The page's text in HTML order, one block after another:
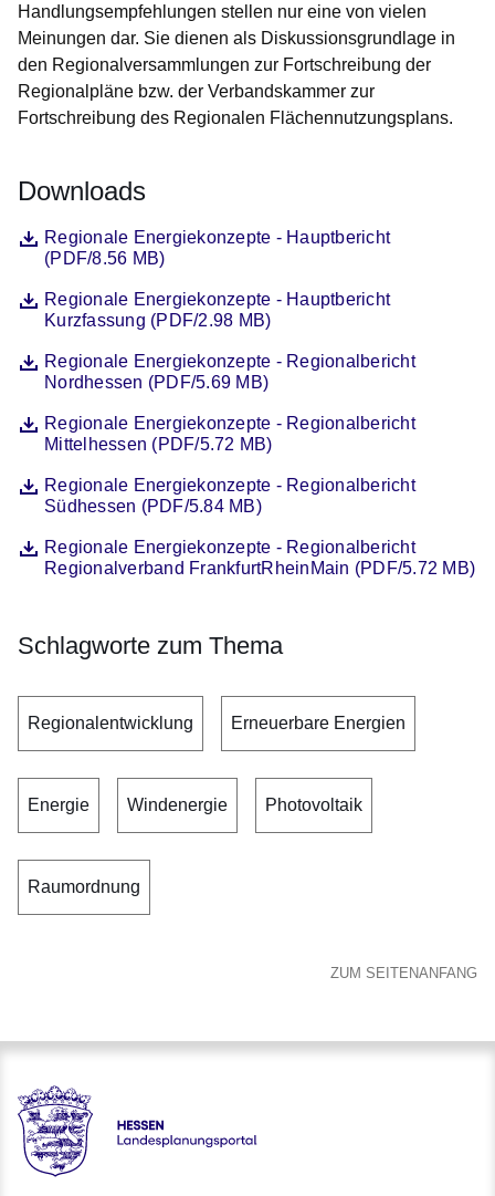
Handlungsempfehlungen stellen nur eine von vielen
Meinungen dar. Sie dienen als Diskussionsgrundlage in
den Regionalversammlungen zur Fortschreibung der
Regionalpläne bzw. der Verbandskammer zur
Fortschreibung des Regionalen Flächennutzungsplans.
Downloads
DateiRegionale Energiekonzepte - Hauptbericht
(PDF/8.56 MB)
Öffnet sich in einem neuen Fenster
DateiRegionale Energiekonzepte - Hauptbericht
Kurzfassung (PDF/2.98 MB)
Öffnet sich in einem neuen Fenster
DateiRegionale Energiekonzepte - Regionalbericht
Nordhessen (PDF/5.69 MB)
Öffnet sich in einem neuen Fenster
DateiRegionale Energiekonzepte - Regionalbericht
Mittelhessen (PDF/5.72 MB)
Öffnet sich in einem neuen Fenster
DateiRegionale Energiekonzepte - Regionalbericht
Südhessen (PDF/5.84 MB)
Öffnet sich in einem neuen Fenster
DateiRegionale Energiekonzepte - Regionalbericht
Regionalverband FrankfurtRheinMain (PDF/5.72 MB)
Öffnet sich in einem neuen Fenster
Schlagworte zum Thema
Regionalentwicklung Erneuerbare Energien
Energie Windenergie Photovoltaik
Raumordnung
ZUM SEITENANFANG
Hessen - Landesplanungsportal